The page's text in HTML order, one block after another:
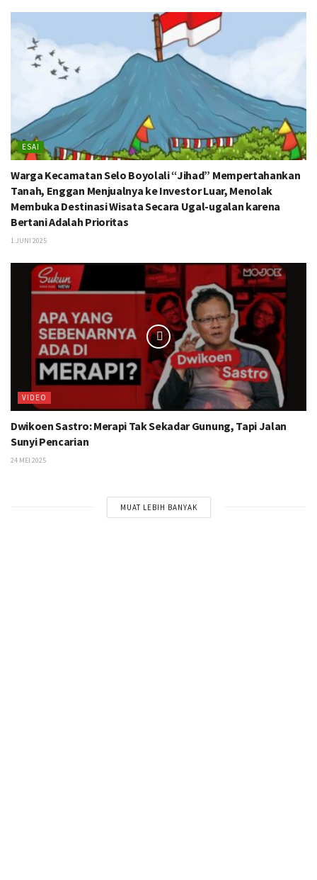
ESAI
Warga Kecamatan Selo Boyolali “Jihad” Mempertahankan
Tanah, Enggan Menjualnya ke Investor Luar, Menolak
Membuka Destinasi Wisata Secara Ugal-ugalan karena
Bertani Adalah Prioritas
1 JUNI 2025
VIDEO
Dwikoen Sastro: Merapi Tak Sekadar Gunung, Tapi Jalan
Sunyi Pencarian
24 MEI 2025
MUAT LEBIH BANYAK